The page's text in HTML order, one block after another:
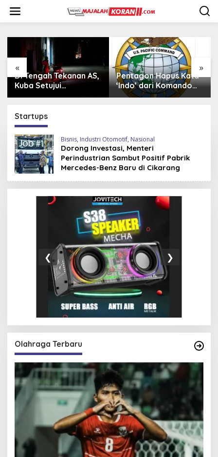
w
« »
Pentagon Hapus Kata
‘Indo’ dari Komando
Indo-Pasifik,
Iran Beli 20 Helikopter
Mi-17 dari Rusia,
Perkuat Armada Udara
Startups
Bisnis, Industri Otomotif, Nasional
Dorong Investasi, Menteri
Perindustrian Sambut Positif Pabrik
Mercedes-Benz Baru di Cikarang
❮ ❯
Olahraga Terbaru